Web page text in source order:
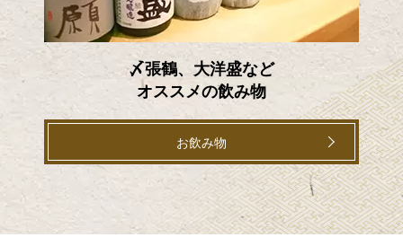
〆張鶴、大洋盛など
オススメの飲み物
お飲み物